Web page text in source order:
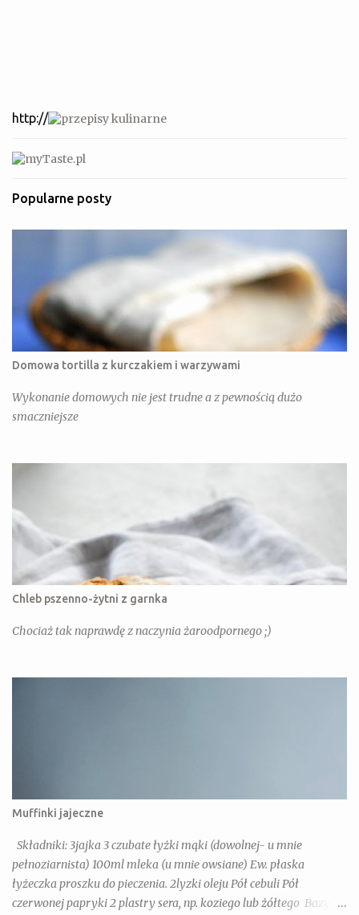
http://
Popularne posty
Domowa tortilla z kurczakiem i warzywami
Wykonanie domowych nie jest trudne a z pewnością dużo
smaczniejsze
Chleb pszenno-żytni z garnka
Chociaż tak naprawdę z naczynia żaroodpornego ;)
Muffinki jajeczne
Składniki: 3jajka 3 czubate łyżki mąki (dowolnej- u mnie
pełnoziarnista) 100ml mleka (u mnie owsiane) Ew. płaska
łyżeczka proszku do pieczenia. 2lyzki oleju Pół cebuli Pół
czerwonej papryki 2 plastry sera, np. koziego lub żółtego Bazylia,